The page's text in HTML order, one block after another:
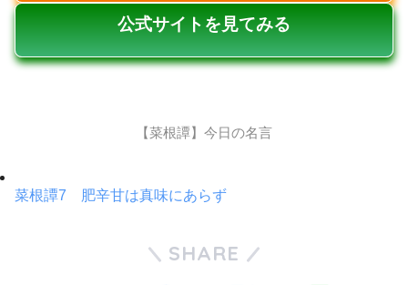
公式サイトを見てみる
【菜根譚】今日の名言
菜根譚7 肥辛甘は真味にあらず
SHARE